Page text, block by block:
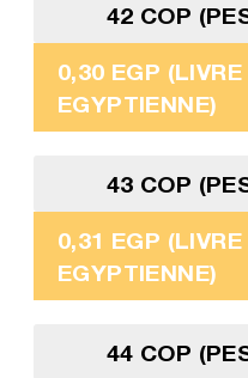
42 COP
0,30 EGP (LIVRE
EGYPTIENNE)
43 COP
0,31 EGP (LIVRE
EGYPTIENNE)
44 COP